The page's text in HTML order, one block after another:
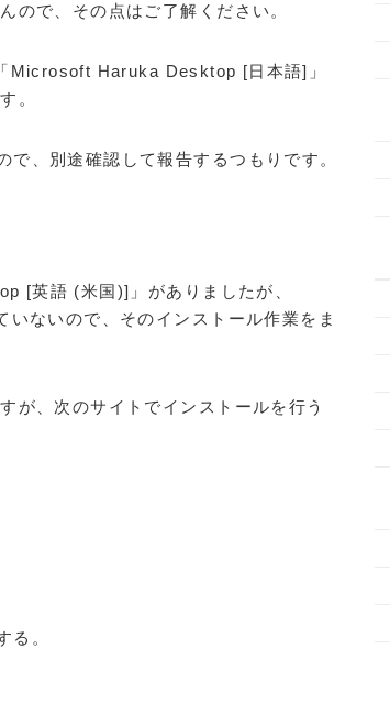
ので、その点はご了解ください。
Microsoft Haruka Desktop [日本語]」
。
、別途確認して報告するつもりです。
[英語 (米国)]」がありましたが、
ないので、そのインストール作業をま
が、次のサイトでインストールを行う
る。